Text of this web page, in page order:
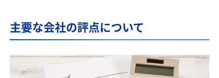
主要な会社の評点について